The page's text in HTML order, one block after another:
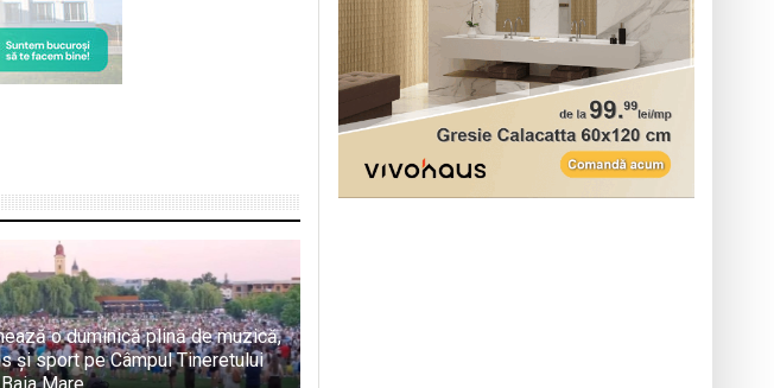
o duminică plină de muzică,
și sport pe Câmpul Tineretului